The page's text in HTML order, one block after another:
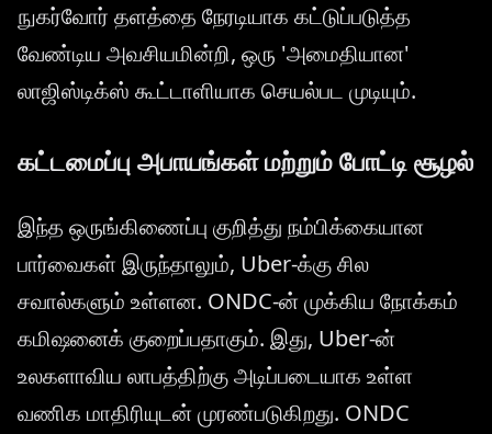
நுகர்வோர் தளத்தை நேரடியாக கட்டுப்படுத்த
வேண்டிய அவசியமின்றி, ஒரு 'அமைதியான'
லாஜிஸ்டிக்ஸ் கூட்டாளியாக செயல்பட முடியும்.
கட்டமைப்பு அபாயங்கள் மற்றும் போட்டி சூழல்
இந்த ஒருங்கிணைப்பு குறித்து நம்பிக்கையான
பார்வைகள் இருந்தாலும், Uber-க்கு சில
சவால்களும் உள்ளன. ONDC-ன் முக்கிய நோக்கம்
கமிஷனைக் குறைப்பதாகும். இது, Uber-ன்
உலகளாவிய லாபத்திற்கு அடிப்படையாக உள்ள
வணிக மாதிரியுடன் முரண்படுகிறது. ONDC